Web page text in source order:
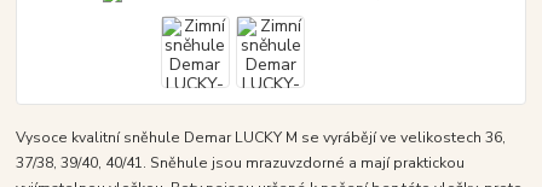
Vysoce kvalitní sněhule Demar LUCKY M se vyrábějí ve velikostech 36,
37/38, 39/40, 40/41. Sněhule jsou mrazuvzdorné a mají praktickou